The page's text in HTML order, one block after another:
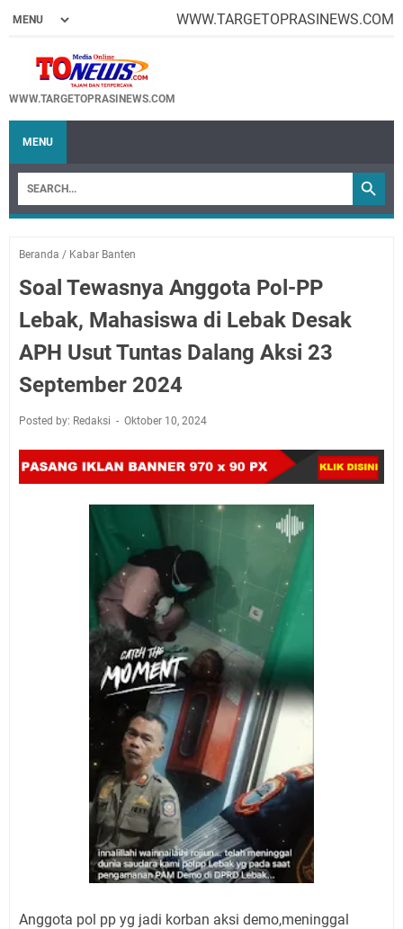
WWW.TARGETOPRASINEWS.COM
WWW.TARGETOPRASINEWS.COM
MENU
Beranda / Kabar Banten
Soal Tewasnya Anggota Pol-PP
Lebak, Mahasiswa di Lebak Desak
APH Usut Tuntas Dalang Aksi 23
September 2024
Posted by: Redaksi Oktober 10, 2024
Anggota pol pp yg jadi korban aksi demo,meninggal